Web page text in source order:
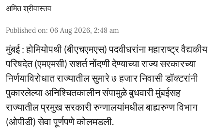
अमित श्रीवास्तव
Published on: 06 Aug 2026, 2:48 am
मुंबई : होमियोपथी (बीएचएमएस) पदवीधरांना महाराष्ट्र वैद्यकीय
परिषदेत (एमएमसी) सशर्त नोंदणी देण्याच्या राज्य सरकारच्या
निर्णयाविरोधात राज्यातील सुमारे ७ हजार निवासी डॉक्टरांनी
पुकारलेल्या अनिश्चितकालीन संपामुळे बुधवारी मुंबईसह
राज्यातील प्रमुख सरकारी रुग्णालयांमधील बाह्यरुग्ण विभाग
(ओपीडी) सेवा पूर्णपणे कोलमडली.